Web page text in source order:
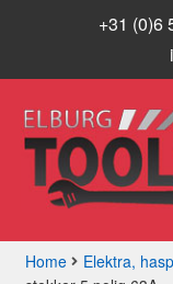
+31 (0)6
Ga
door
naar
navigatie
Ga
naar
inhoud
Home Elektra,